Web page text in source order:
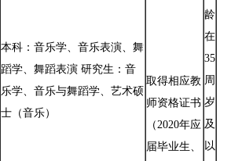
取得相应教
师资格证书
（2020年应
届毕业生、
本科：音乐学、音乐表演、舞
蹈学、舞蹈表演 研究生：音
乐学、音乐与舞蹈学、艺术硕
士（音乐）
龄
在
35
周
岁
及
以